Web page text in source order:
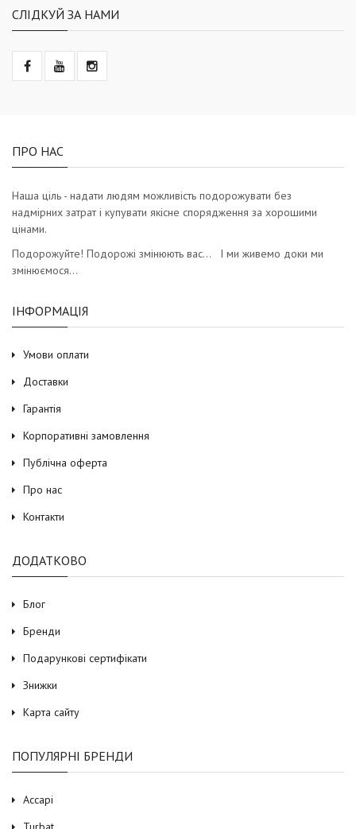
СЛІДКУЙ ЗА НАМИ
ПРО НАС
Наша ціль - надати людям можливість подорожувати без
надмірних затрат і купувати якісне спорядження за хорошими
цінами.
Подорожуйте! Подорожі змінюють вас… І ми живемо доки ми
змінюємося…
ІНФОРМАЦІЯ
Умови оплати
Доставки
Гарантія
Корпоративні замовлення
Публічна оферта
Про нас
Контакти
ДОДАТКОВО
Блог
Бренди
Подарункові сертифікати
Знижки
Карта сайту
ПОПУЛЯРНІ БРЕНДИ
Accapi